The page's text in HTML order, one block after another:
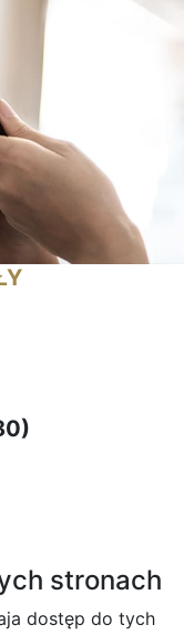
stronach
dostęp do tych